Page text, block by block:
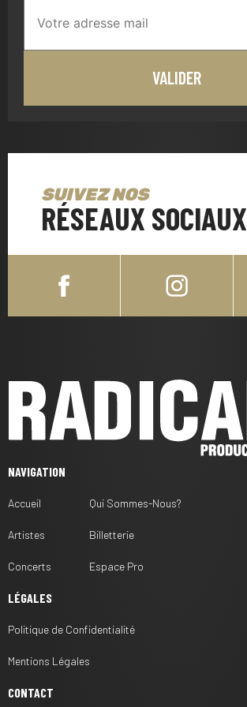
SUIVEZ NOS
RÉSEAUX SOCIAUX
NAVIGATION
Accueil
Artistes
Concerts
Qui Sommes-Nous?
Billetterie
Espace Pro
LÉGALES
Politique de Confidentialité
Mentions Légales
CONTACT